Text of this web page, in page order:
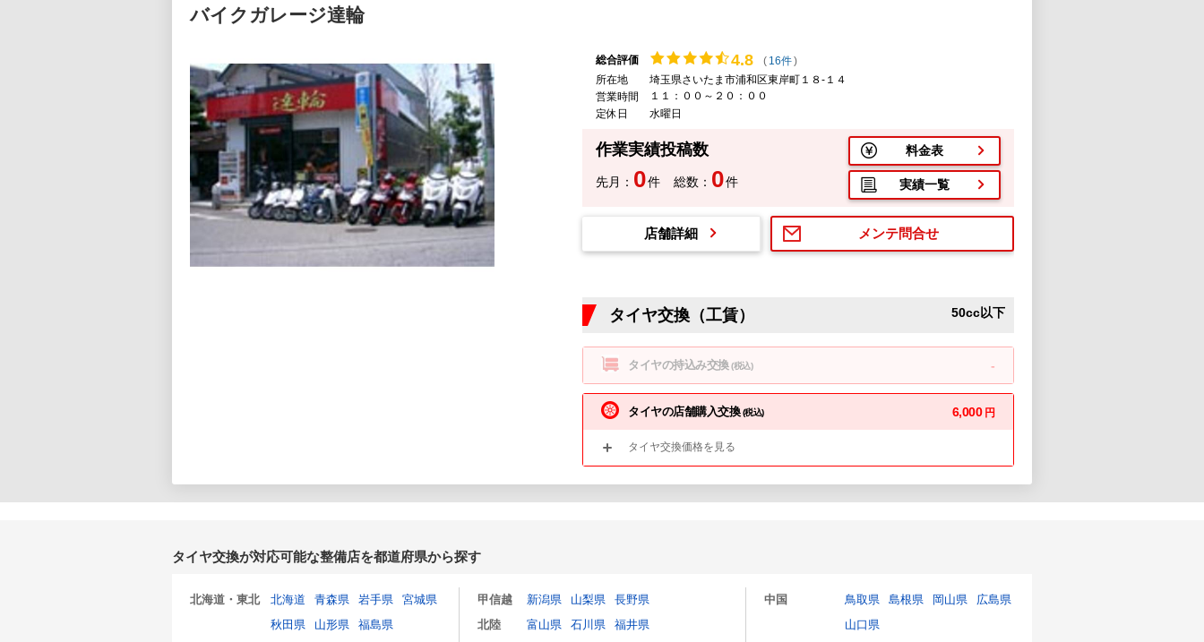
バイクガレージ達輪
総合評価 4.8 ( 16件)
所在地
埼玉県さいたま市浦和区東岸町１８-１４
営業時間
１１：００～２０：００
定休日
水曜日
作業実績投稿数
先月： 0件 総数： 0件
料金表
実績一覧
メンテ問合せ
店舗詳細
タイヤ交換（工賃） 50cc以下
タイヤの持込み交換(税込) -
タイヤの店舗購入交換(税込) 6,000 円
タイヤ交換価格を見る
タイヤ交換が対応可能な整備店を都道府県から探す
北海道・東北 北海道 青森県 岩手県
宮城県
秋田県
山形県
福島県
甲信越 新潟県 山梨県
長野県
北陸
富山県 石川県
福井県
中国 鳥取県 島根県 岡山県
広島県
山口県